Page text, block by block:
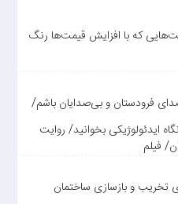
که با افزایش قیمت‌ها رنگ
فرودستان و بی‌صدایان باشم/
ایدئولوژیکی بخوانید/ روایت
برای تخریب و بازسازی ساختمان